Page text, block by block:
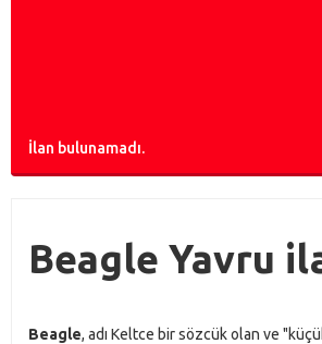
İlan bulunamadı.
Beagle Yavru
Beagle, adı Keltce bir sözcük olan ve